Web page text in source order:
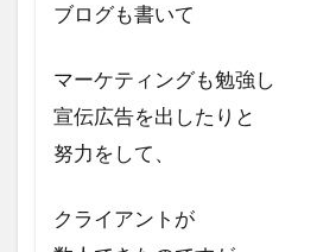
ブログも書いて
マーケティングも勉強し
宣伝広告を出したりと
努力をして、
クライアントが